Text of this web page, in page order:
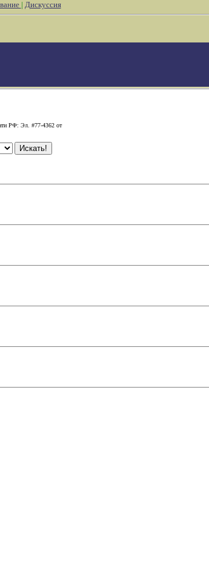
| Дискуссия
РФ: Эл. #77-4362 от